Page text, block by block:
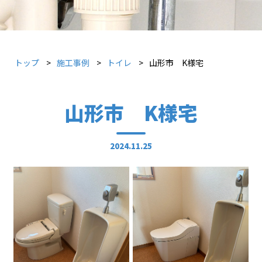
トップ 施工事例 トイレ 山形市 K様宅
山形市 K様宅
2024.11.25